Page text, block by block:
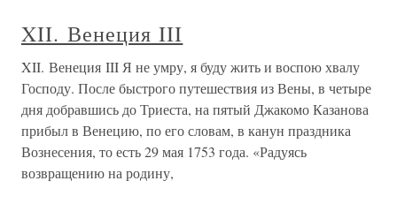
XII. Венеция III
XII. Венеция III Я не умру, я буду жить и воспою хвалу
Господу. После быстрого путешествия из Вены, в четыре
дня добравшись до Триеста, на пятый Джакомо Казанова
прибыл в Венецию, по его словам, в канун праздника
Вознесения, то есть 29 мая 1753 года. «Радуясь
возвращению на родину,